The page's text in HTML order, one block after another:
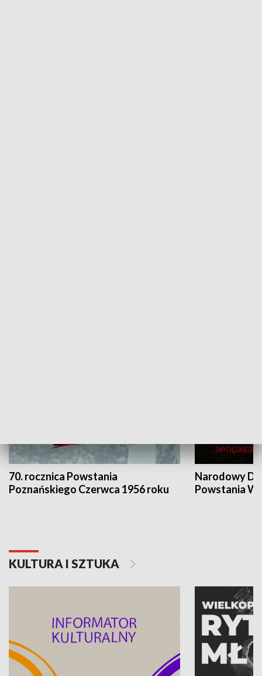
70. rocznica Powstania
Poznańskiego Czerwca 1956 roku
Narodowy
Powstania
KULTURA I SZTUKA